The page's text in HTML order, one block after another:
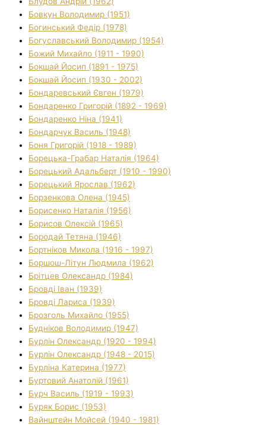
Бовкун Володимир (1951)
Богинський Федір (1978)
Богуславський Володимир (1954)
Божий Михайло (1911 - 1990)
Бокшай Йосип (1891 - 1975)
Бокшай Йосип (1930 - 2002)
Бондаревський Євген (1979)
Бондаренко Григорій (1892 - 1969)
Бондаренко Ніна (1941)
Бондарчук Василь (1948)
Боня Григорій (1918 - 1989)
Борецька-Грабар Наталія (1964)
Борецький Адальберт (1910 - 1990)
Борецький Ярослав (1962)
Борзенкова Олена (1945)
Борисенко Наталія (1956)
Борисов Олексій (1965)
Бородай Тетяна (1946)
Бортніков Микола (1916 - 1997)
Боршош-Літун Людмила (1962)
Брітцев Олександр (1984)
Бровді Іван (1939)
Бровді Лариса (1939)
Брозголь Михайло (1955)
Будніков Володимир (1947)
Бурлін Олександр (1920 - 1994)
Бурлін Олександр (1948 - 2015)
Бурліна Катерина (1977)
Буртовий Анатолій (1961)
Бурч Василь (1919 - 1993)
Буряк Борис (1953)
Вайнштейн Мойсей (1940 - 1981)